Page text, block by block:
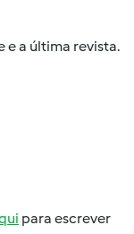
e a última revista.
para escrever